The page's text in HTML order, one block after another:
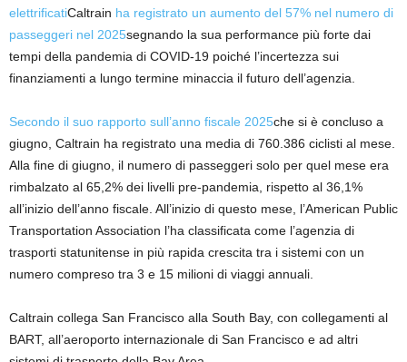
elettrificatiCaltrain ha registrato un aumento del 57% nel numero di
passeggeri nel 2025segnando la sua performance più forte dai
tempi della pandemia di COVID-19 poiché l’incertezza sui
finanziamenti a lungo termine minaccia il futuro dell’agenzia.
Secondo il suo rapporto sull’anno fiscale 2025che si è concluso a
giugno, Caltrain ha registrato una media di 760.386 ciclisti al mese.
Alla fine di giugno, il numero di passeggeri solo per quel mese era
rimbalzato al 65,2% dei livelli pre-pandemia, rispetto al 36,1%
all’inizio dell’anno fiscale. All’inizio di questo mese, l’American Public
Transportation Association l’ha classificata come l’agenzia di
trasporti statunitense in più rapida crescita tra i sistemi con un
numero compreso tra 3 e 15 milioni di viaggi annuali.
Caltrain collega San Francisco alla South Bay, con collegamenti al
BART, all’aeroporto internazionale di San Francisco e ad altri